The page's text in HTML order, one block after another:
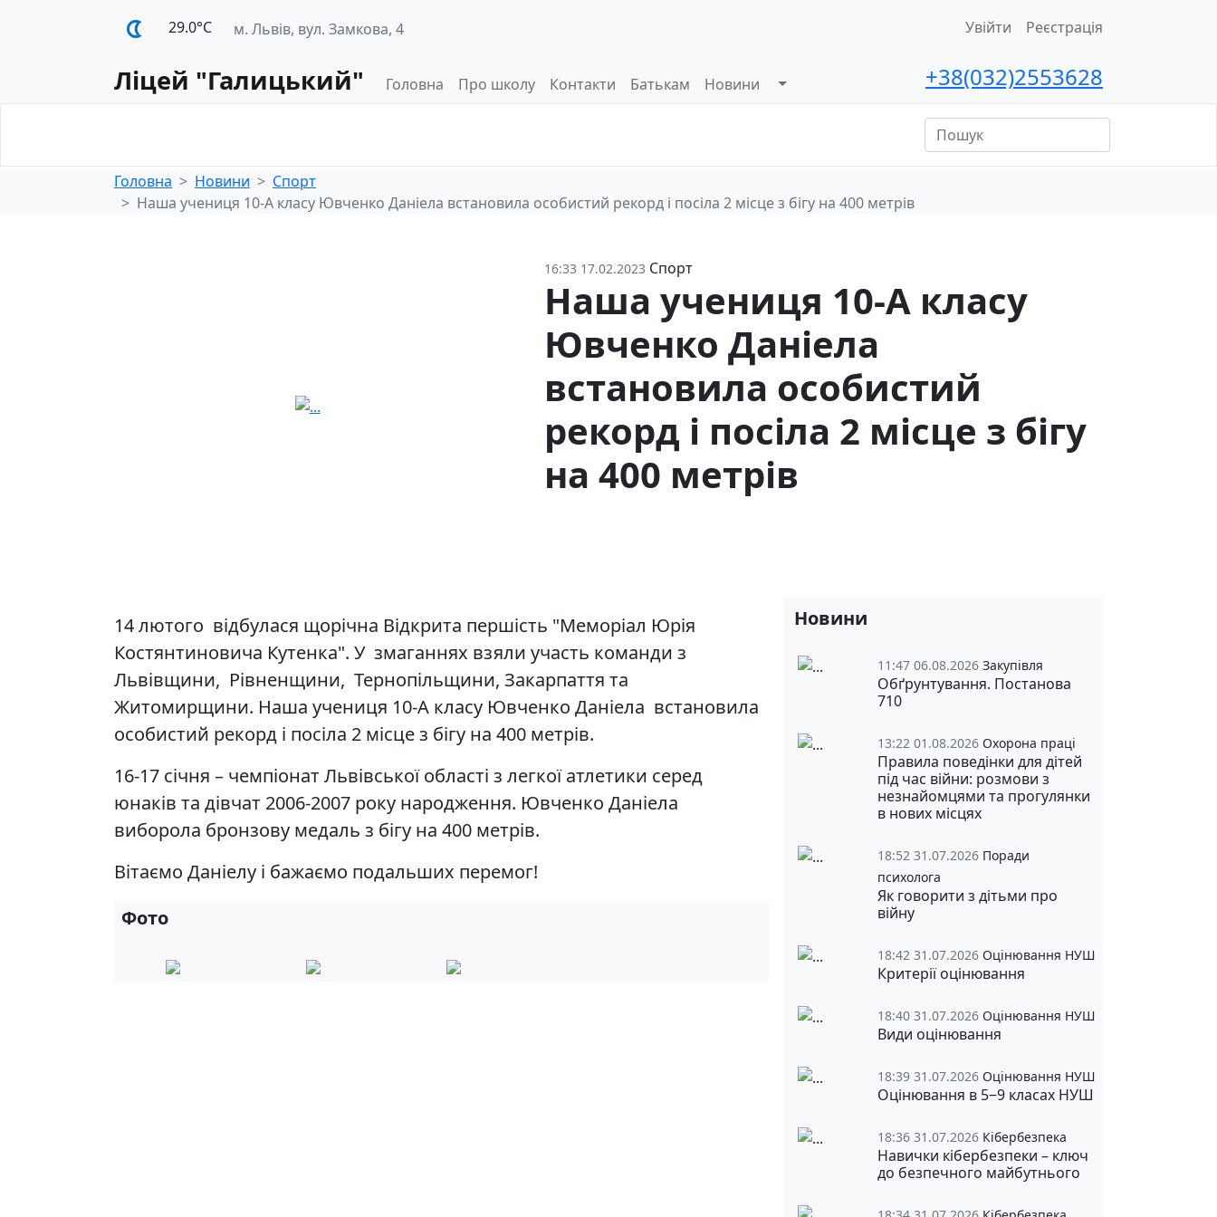
29.0°С м. Львів, вул. Замкова, 4 Увійти Реєстрація
Ліцей "Галицький" Головна Про школу Контакти Батькам Новини +38(032)2553628
Головна
Новини
Спорт
Наша учениця 10-А класу Ювченко Даніела встановила особистий рекорд і посіла 2 місце з бігу на 400 метрів
16:33 17.02.2023 Спорт
Наша учениця 10-А класу
Ювченко Даніела
встановила особистий
рекорд і посіла 2 місце з бігу
на 400 метрів
14 лютого відбулася щорічна Відкрита першість "Меморіал Юрія
Костянтиновича Кутенка". У змаганнях взяли участь команди з
Львівщини, Рівненщини, Тернопільщини, Закарпаття та
Житомирщини. Наша учениця 10-А класу Ювченко Даніела встановила
особистий рекорд і посіла 2 місце з бігу на 400 метрів.
16-17 січня – чемпіонат Львівської області з легкої атлетики серед
юнаків та дівчат 2006-2007 року народження. Ювченко Даніела
виборола бронзову медаль з бігу на 400 метрів.
Вітаємо Даніелу і бажаємо подальших перемог!
Фото
Новини
11:47 06.08.2026 Закупівля
Обґрунтування. Постанова
710
13:22 01.08.2026 Охорона праці
Правила поведінки для дітей
під час війни: розмови з
незнайомцями та прогулянки
в нових місцях
18:52 31.07.2026 Поради
психолога
Як говорити з дітьми про
війну
18:42 31.07.2026 Оцінювання НУШ
Критерії оцінювання
18:40 31.07.2026 Оцінювання НУШ
Види оцінювання
18:39 31.07.2026 Оцінювання НУШ
Оцінювання в 5‒9 класах НУШ
18:36 31.07.2026 Кібербезпека
Навички кібербезпеки – ключ
до безпечного майбутнього